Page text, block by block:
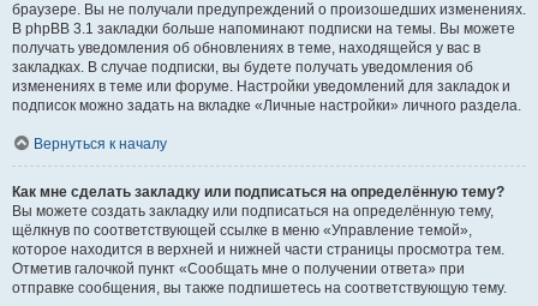
браузере. Вы не получали предупреждений о произошедших изменениях.
В phpBB 3.1 закладки больше напоминают подписки на темы. Вы можете
получать уведомления об обновлениях в теме, находящейся у вас в
закладках. В случае подписки, вы будете получать уведомления об
изменениях в теме или форуме. Настройки уведомлений для закладок и
подписок можно задать на вкладке «Личные настройки» личного раздела.
Вернуться к началу
Как мне сделать закладку или подписаться на определённую тему?
Вы можете создать закладку или подписаться на определённую тему,
щёлкнув по соответствующей ссылке в меню «Управление темой»,
которое находится в верхней и нижней части страницы просмотра тем.
Отметив галочкой пункт «Сообщать мне о получении ответа» при
отправке сообщения, вы также подпишетесь на соответствующую тему.